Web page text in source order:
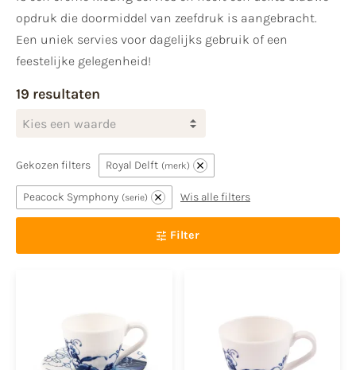
opdruk die doormiddel van zeefdruk is aangebracht.
Een uniek servies voor dagelijks gebruik of een
feestelijke gelegenheid!
19 resultaten
Kies een waarde
Gekozen filters Royal Delft merk
Peacock Symphony serie Wis alle filters
Filter